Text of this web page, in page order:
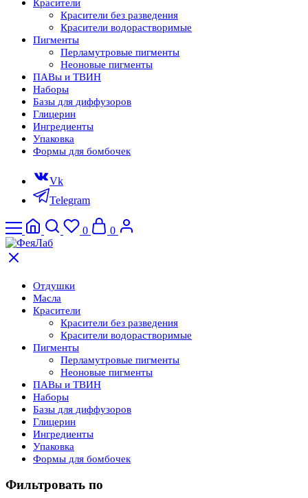
Красители
Красители без разведения
Красители водорастворимые
Пигменты
Перламутровые пигменты
Неоновые пигменты
ПАВы и ТВИН
Наборы
Базы для диффузоров
Глицерин
Ингредиенты
Упаковка
Формы для бомбочек
Vk
Telegram
0 0
Отдушки
Масла
Красители
Красители без разведения
Красители водорастворимые
Пигменты
Перламутровые пигменты
Неоновые пигменты
ПАВы и ТВИН
Наборы
Базы для диффузоров
Глицерин
Ингредиенты
Упаковка
Формы для бомбочек
Фильтровать по